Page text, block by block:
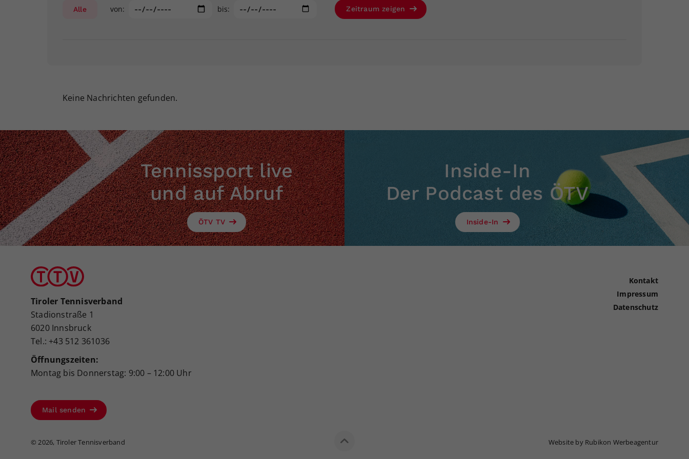
Alle von: bis: Zeitraum zeigen
Keine Nachrichten gefunden.
Tennissport live
und auf Abruf
ÖTV TV
Inside-In
Der Podcast des ÖTV
Inside-In
Tiroler Tennisverband
Stadionstraße 1
6020 Innsbruck
Tel.: +43 512 361036
Öffnungszeiten:
Montag bis Donnerstag: 9:00 – 12:00 Uhr
Mail senden
Kontakt
Impressum
Datenschutz
©2026, Tiroler Tennisverband Website by Rubikon Werbeagentur
Ihrer vorgenommen Einstellungen, falls der